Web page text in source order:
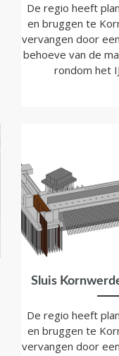
De regio heeft
en bruggen te
vervangen door
behoeve van de
rondom het
Sluis
De regio heeft
en bruggen te
vervangen door